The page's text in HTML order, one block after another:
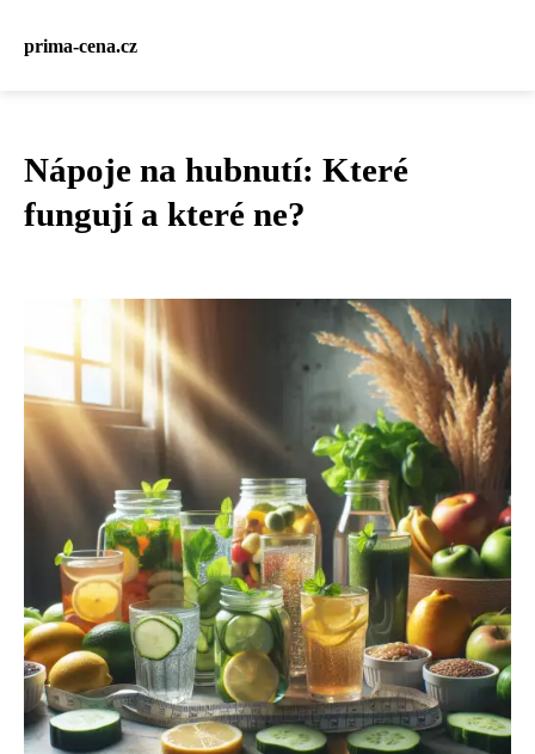
prima-cena.cz
Nápoje na hubnutí: Které
fungují a které ne?